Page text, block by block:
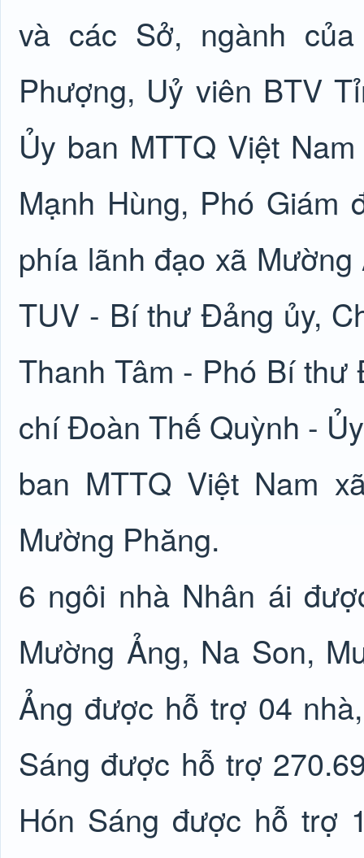
và các Sở, ngành
Phượng, Uỷ viên BTV
Ủy ban MTTQ Việt
Mạnh Hùng, Phó
phía lãnh đạo xã
TUV - Bí thư Đảng ủy,
Thanh Tâm - Phó Bí thư
chí Đoàn Thế Quỳnh -
ban MTTQ Việt Nam
Mường Phăng.
6 ngôi nhà Nhân ái
Mường Ảng, Na Son,
Ảng được hỗ trợ 04
Sáng được hỗ trợ
Hón Sáng được hỗ trợ